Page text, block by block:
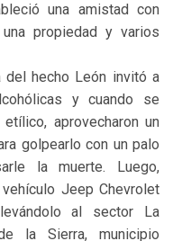
una amistad con
propiedad y varios
hecho León invitó a
y cuando se
aprovecharon un
golpearlo con un palo
la muerte. Luego,
Jeep Chevrolet
al sector La
la Sierra, municipio